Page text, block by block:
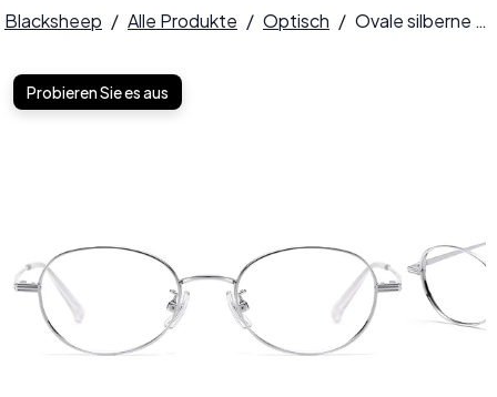
Blacksheep / Alle Produkte / Optisch / Ovale silberne Titanbrille #BS1913-0249
Probieren Sie es aus